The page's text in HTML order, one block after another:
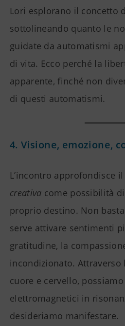
Lori esplorano il concetto
sottolineando quanto le
guidate da automatismi
di vita. Ecco perché la
apparente, finché non
di questi automatismi.
4. Visione, emozione,
L’incontro approfondisce
creativa come possibilità
proprio destino. Non
serve attivare sentimenti
gratitudine, la
incondizionato. Attraverso
cuore e cervello,
elettromagnetici in
desideriamo manifestare.